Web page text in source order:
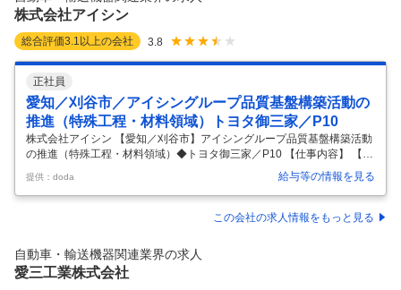
株式会社アイシン
総合評価3.1 以上の会社 3.8
正社員
愛知／刈谷市／アイシングループ品質基盤構築活動の
推進（特殊工程・材料領域）トヨタ御三家／P10
株式会社アイシン 【愛知／刈谷市】アイシングループ品質基盤構築活動
の推進（特殊工程・材料領域）◆トヨタ御三家／P10 【仕事内容】 【愛
知／刈谷市】アイシングループ品質基盤構築活動の推進（特殊工程・材
料領域）◆トヨタ御三家／P10 【具体的な仕事内容】 グループ全体の品
質経営の根幹に携わり、「顧客へ安心と信頼を届け続ける」それがこの
仕事の最大の魅力です。自動車業界の大変革期において、グループ品質
づくりが求められています。アイシングループ全体を牽引する存在とし
て活躍いただけるメンバーを増員し、体制強化を図るため、今回募集を
行います。…
提供：doda 給与等の情報を見る
この会社の求人情報をもっと見る
自動車・輸送機器関連業界の求人
愛三工業株式会社